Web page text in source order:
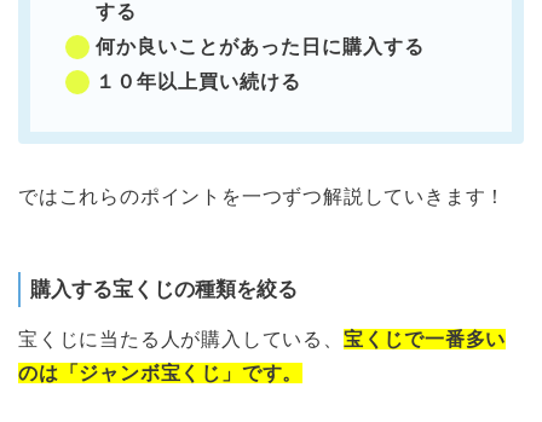
する
何か良いことがあった日に購入する
１０年以上買い続ける
ではこれらのポイントを一つずつ解説していきます！
購入する宝くじの種類を絞る
宝くじに当たる人が購入している、 宝くじで一番多い
のは「ジャンボ宝くじ」です。